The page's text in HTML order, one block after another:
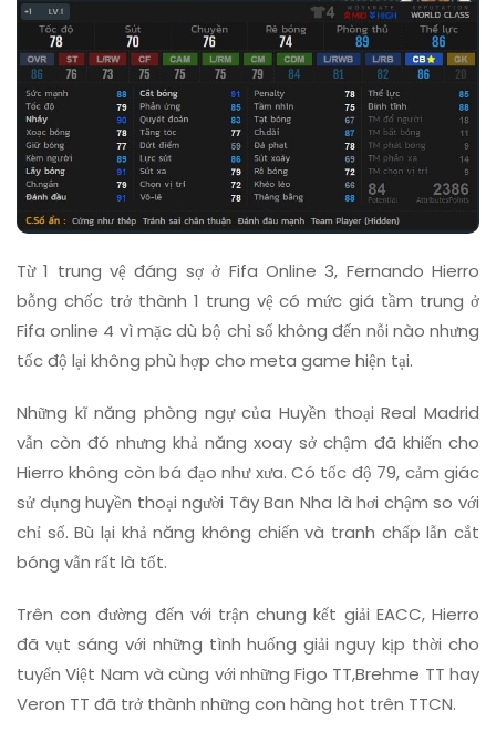
Từ 1 trung vệ đáng sợ ở Fifa Online 3, Fernando Hierro
bỗng chốc trở thành 1 trung vệ có mức giá tầm trung ở
Fifa online 4 vì mặc dù bộ chỉ số không đến nỗi nào nhưng
tốc độ lại không phù hợp cho meta game hiện tại.
Những kĩ năng phòng ngự của Huyền thoại Real Madrid
vẫn còn đó nhưng khả năng xoay sở chậm đã khiến cho
Hierro không còn bá đạo như xưa. Có tốc độ 79, cảm giác
sử dụng huyền thoại người Tây Ban Nha là hơi chậm so với
chỉ số. Bù lại khả năng không chiến và tranh chấp lẫn cắt
bóng vẫn rất là tốt.
Trên con đường đến với trận chung kết giải EACC, Hierro
đã vụt sáng với những tình huống giải nguy kịp thời cho
tuyển Việt Nam và cùng với những Figo TT,Brehme TT hay
Veron TT đã trở thành những con hàng hot trên TTCN.